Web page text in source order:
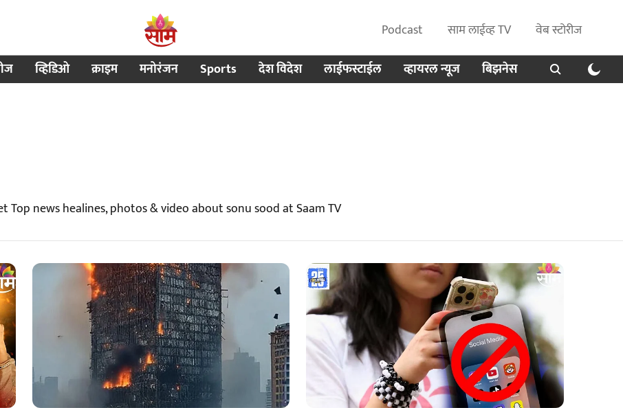
Podcast साम लाईव्ह TV
वेब स्टोरीज
व्हिडिओ क्राइम मनोरंजन Sports देश विदेश लाईफस्टाईल व्हायरल न्यूज बिझनेस
Top news healines, photos & video about sonu sood at Saam TV